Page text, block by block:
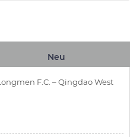
Neu
F.C. – Qingdao West